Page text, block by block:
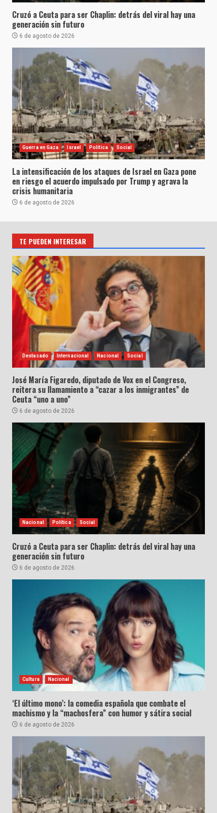
Cruzó a Ceuta para ser Chaplin: detrás del viral hay una
generación sin futuro
6 de agosto de 2026
Guerra en Gaza Israel Política Social
La intensificación de los ataques de Israel en Gaza pone
en riesgo el acuerdo impulsado por Trump y agrava la
crisis humanitaria
6 de agosto de 2026
TE PUEDEN INTERESAR
Destacado Internacional Nacional Social
José María Figaredo, diputado de Vox en el Congreso,
reitera su llamamiento a “cazar a los inmigrantes” de
Ceuta “uno a uno”
6 de agosto de 2026
Nacional Política Social
Cruzó a Ceuta para ser Chaplin: detrás del viral hay una
generación sin futuro
6 de agosto de 2026
Cultura Nacional
‘El último mono’: la comedia española que combate el
machismo y la “machosfera” con humor y sátira social
6 de agosto de 2026